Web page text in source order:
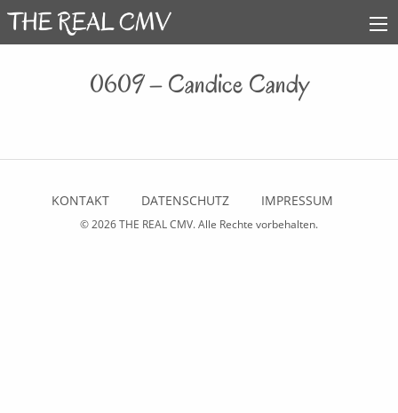
0609 – Candice Candy
KONTAKT DATENSCHUTZ IMPRESSUM
© 2026THE REAL CMV. Alle Rechte vorbehalten.